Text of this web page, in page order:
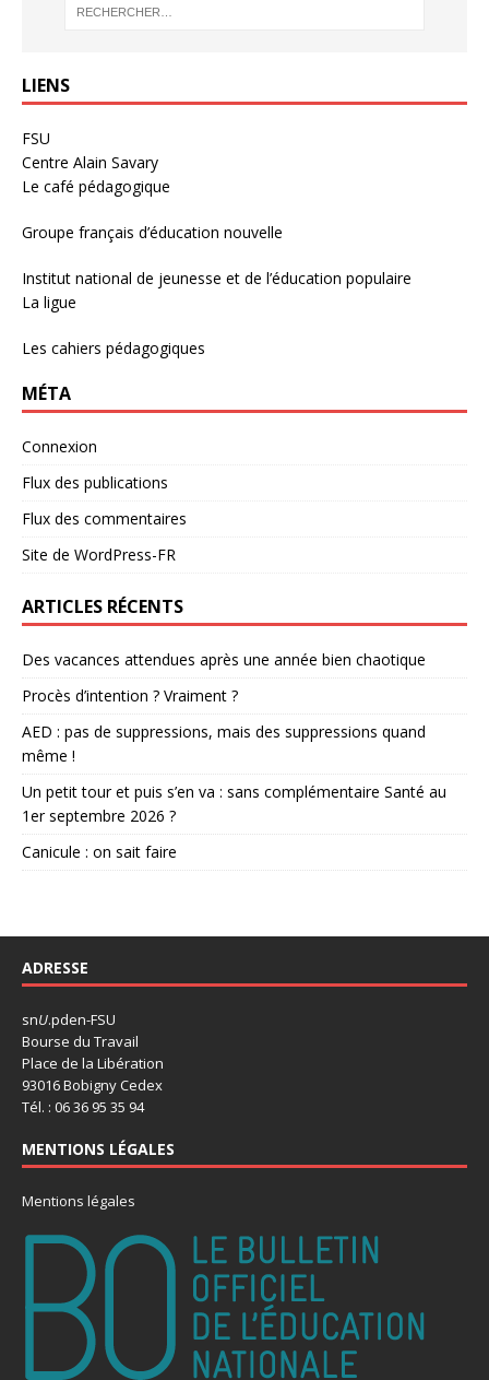
LIENS
FSU
Centre Alain Savary
Le café pédagogique
Groupe français d’éducation nouvelle
Institut national de jeunesse et de l’éducation populaire
La ligue
Les cahiers pédagogiques
MÉTA
Connexion
Flux des publications
Flux des commentaires
Site de WordPress-FR
ARTICLES RÉCENTS
Des vacances attendues après une année bien chaotique
Procès d’intention ? Vraiment ?
AED : pas de suppressions, mais des suppressions quand
même !
Un petit tour et puis s’en va : sans complémentaire Santé au
1er septembre 2026 ?
Canicule : on sait faire
ADRESSE
snU.pden-FSU
Bourse du Travail
Place de la Libération
93016 Bobigny Cedex
Tél. : 06 36 95 35 94
MENTIONS LÉGALES
Mentions légales